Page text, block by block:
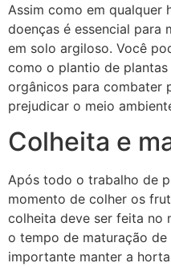
Assim como em
doenças é essencial para
em solo argiloso. Você
como o plantio de
orgânicos para combater
prejudicar o meio
Colheita e
Após todo o trabalho de
momento de colher os
colheita deve ser feita no
o tempo de maturação
importante manter a